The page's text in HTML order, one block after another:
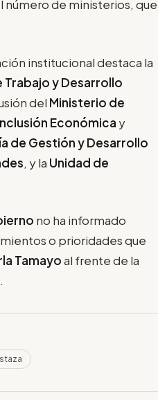
número de ministerios, que
institucional destaca la
Trabajo y Desarrollo
del Ministerio de
Económica y
de Gestión y Desarrollo
, y la Unidad de
no ha informado
o prioridades que
Tamayoal frente de la
.